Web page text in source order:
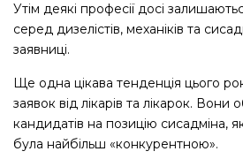
Утім деякі професії досі
серед дизелістів, механіків та
заявниці.
Ще одна цікава тенденція цього
заявок від лікарів та лікарок. Вони
кандидатів на позицію сисадміна,
була найбільш «конкурентною».